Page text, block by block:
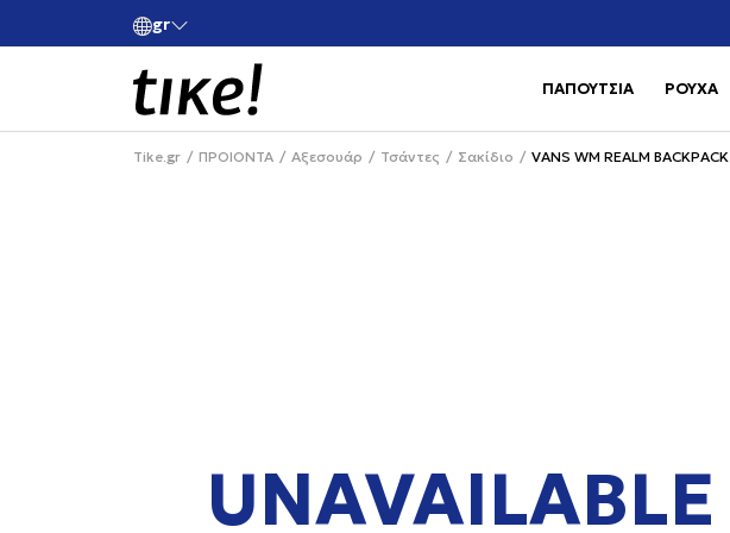
grΚάνε εγγραφή και κέρδισε -10% στην πρώτη σου αγορά
ΠΑΠΟΥΤΣΙΑ ΡΟΥΧΑ
Tike.gr ΠΡΟΙΟΝΤΑ Αξεσουάρ Τσάντες Σακίδιο VANS WM REALM BACKPACK
UNAVAILABLE